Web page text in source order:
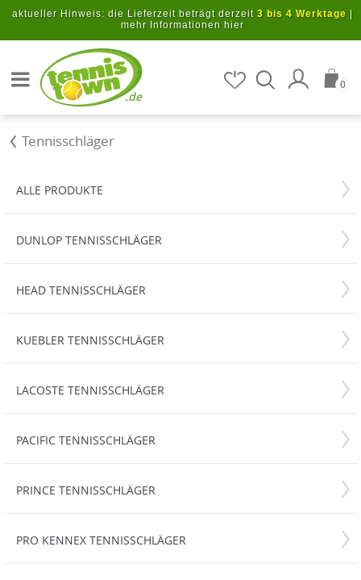
Zum Hauptinhalt springen
aktueller Hinweis: die Lieferzeit beträgt derzeit 3 bis 4 Werktage
mehr Informationen hier
.de
0
Tennisschläger
ALLE PRODUKTE
DUNLOP TENNISSCHLÄGER
HEAD TENNISSCHLÄGER
KUEBLER TENNISSCHLÄGER
LACOSTE TENNISSCHLÄGER
PACIFIC TENNISSCHLÄGER
PRINCE TENNISSCHLÄGER
PRO KENNEX TENNISSCHLÄGER